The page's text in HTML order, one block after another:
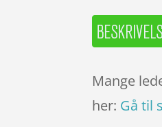
Mange
her: Gå til